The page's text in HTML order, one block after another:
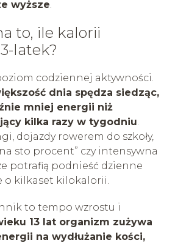
wyższe.
to, ile kalorii
latek?
codziennej aktywności.
dnia spędza siedząc,
mniej energii niż
kilka razy w tygodniu.
dojazdy rowerem do szkoły,
sto procent” czy intensywna
potrafią podnieść dzienne
o kilkaset kilokalorii.
to tempo wzrostu i
13 lat organizm zużywa
na wydłużanie kości,